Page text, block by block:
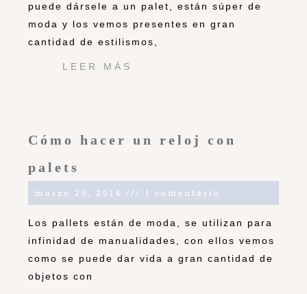
puede dársele a un palet, están súper de
moda y los vemos presentes en gran
cantidad de estilismos,
LEER MÁS
Cómo hacer un reloj con
palets
marzo 26, 2014 1 comentario
Los pallets están de moda, se utilizan para
infinidad de manualidades, con ellos vemos
como se puede dar vida a gran cantidad de
objetos con